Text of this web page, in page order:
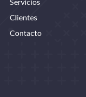
Servicios
Clientes
Contacto